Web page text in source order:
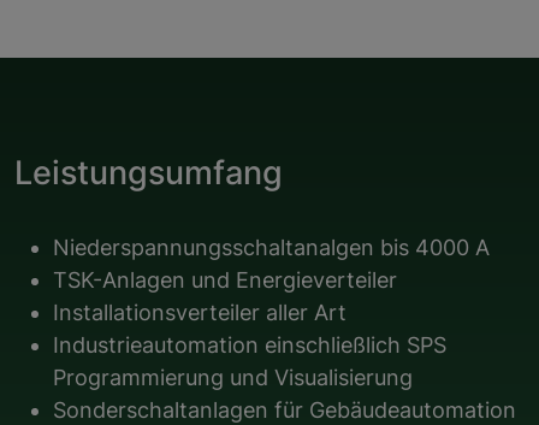
Leistungsumfang
Niederspannungsschaltanalgen bis 4000 A
TSK-Anlagen und Energieverteiler
Installationsverteiler aller Art
Industrieautomation einschließlich SPS
Programmierung und Visualisierung
Sonderschaltanlagen für Gebäudeautomation